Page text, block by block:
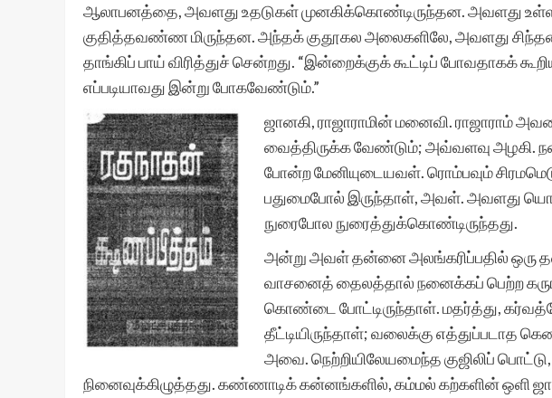
ஆலாபனத்தை, அவளது உதடுகள் முனகிக்கொண்டிருந்தன. அவளது
குதித்தவண்ண மிருந்தன. அந்தக் குதூகல அலைகளிலே, அவளது
தாங்கிப் பாய் விரித்துச் சென்றது. “இன்றைக்குக் கூட்டிப் போவதாகக்
எப்படியாவது இன்று போகவேண்டும்.”
ஜானகி, ராஜாராமின் மனைவி. ராஜாராம்
வைத்திருக்க வேண்டும்; அவ்வளவு அழகி.
போன்ற மேனியுடையவள். ரொம்பவும்
பதுமைபோல் இருந்தாள், அவள். அவளது
நுரைபோல நுரைத்துக்கொண்டிருந்தது.
அன்று அவள் தன்னை அலங்கரிப்பதில் ஒரு
வாசனைத் தைலத்தால் நனைக்கப் பெற்ற
கொண்டை போட்டிருந்தாள். மதர்த்து,
தீட்டியிருந்தாள்; வலைக்கு எத்துப்படாத
அவை. நெற்றியிலேயமைந்த குஜிலிப்
நினைவுக்கிழுத்தது. கண்ணாடிக் கன்னங்களில், கம்மல் கற்களின் ஒளி